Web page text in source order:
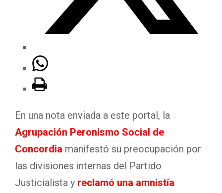
En una nota enviada a este portal, la
Agrupación Peronismo Social de
Concordia manifestó su preocupación por
las divisiones internas del Partido
Justicialista y reclamó una amnistía